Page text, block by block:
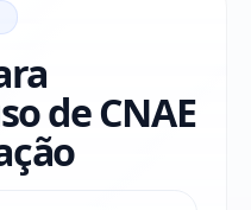
de CNAE